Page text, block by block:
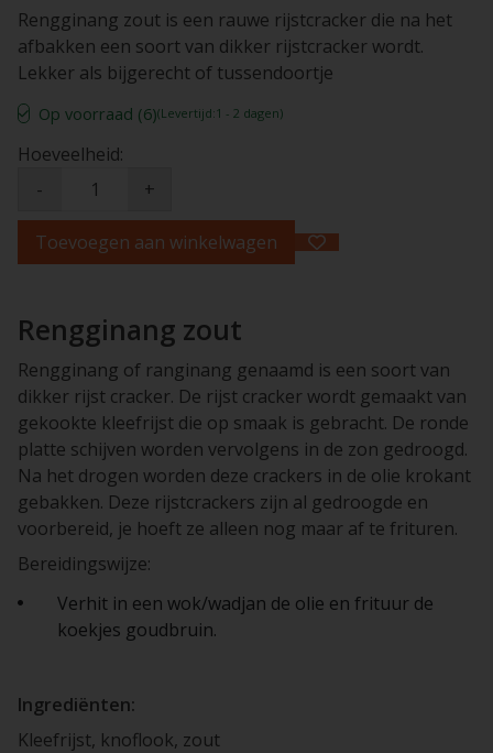
Rengginang zout is een rauwe rijstcracker die na het
afbakken een soort van dikker rijstcracker wordt.
Lekker als bijgerecht of tussendoortje
Op voorraad (6)(Levertijd:1 - 2 dagen)
Hoeveelheid:
-
+
Toevoegen aan winkelwagen
Rengginang zout
Rengginang of ranginang genaamd is een soort van
dikker rijst cracker. De rijst cracker wordt gemaakt van
gekookte kleefrijst die op smaak is gebracht. De ronde
platte schijven worden vervolgens in de zon gedroogd.
Na het drogen worden deze crackers in de olie krokant
gebakken. Deze rijstcrackers zijn al gedroogde en
voorbereid, je hoeft ze alleen nog maar af te frituren.
Bereidingswijze:
Verhit in een wok/wadjan de olie en frituur de
koekjes goudbruin.
Ingrediënten:
Kleefrijst, knoflook, zout